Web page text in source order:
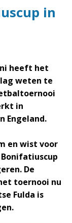
in
heeft het
weten te
in
Engeland.
en wist voor
De
toernooi nu
Fulda is